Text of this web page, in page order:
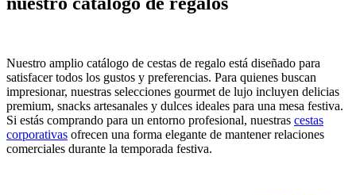
Nuestro amplio catálogo de cestas de regalo está diseñado para
satisfacer todos los gustos y preferencias. Para quienes buscan
impresionar, nuestras selecciones gourmet de lujo incluyen delicias
premium, snacks artesanales y dulces ideales para una mesa festiva.
Si estás comprando para un entorno profesional, nuestras cestas
corporativas ofrecen una forma elegante de mantener relaciones
comerciales durante la temporada festiva.